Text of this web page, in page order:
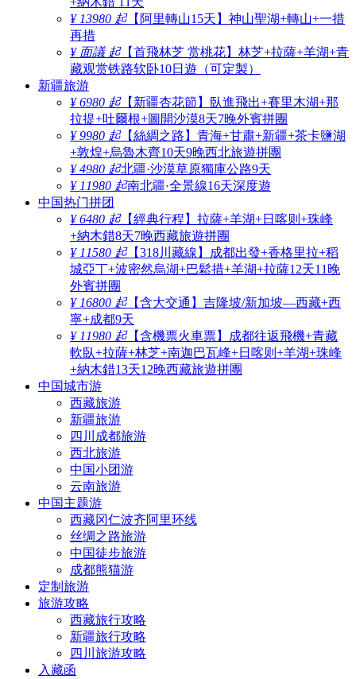
¥ 13980 起【阿里轉山15天】神山聖湖+轉山+一措
再措
¥ 面議 起【首飛林芝 赏桃花】林芝+拉薩+羊湖+青
藏观赏铁路软卧10日遊（可定製）
新疆旅游
¥ 6980 起【新疆杏花節】臥進飛出+賽里木湖+那
拉提+吐爾根+圖開沙漠8天7晚外賓拼團
¥ 9980 起【絲綢之路】青海+甘肅+新疆+茶卡鹽湖
+敦煌+烏魯木齊10天9晚西北旅遊拼團
¥ 4980 起北疆·沙漠草原獨庫公路9天
¥ 11980 起南北疆·全景線16天深度遊
中国热门拼团
¥ 6480 起【經典行程】拉薩+羊湖+日喀则+珠峰
+納木錯8天7晚西藏旅遊拼團
¥ 11580 起【318川藏線】成都出發+香格里拉+稻
城亞丁+波密然烏湖+巴鬆措+羊湖+拉薩12天11晚
外賓拼團
¥ 16800 起【含大交通】吉隆坡/新加坡—西藏+西
寧+成都9天
¥ 11980 起【含機票火車票】成都往返飛機+青藏
軟臥+拉薩+林芝+南迦巴瓦峰+日喀则+羊湖+珠峰
+納木錯13天12晚西藏旅遊拼團
中国城市游
西藏旅游
新疆旅游
四川成都旅游
西北旅游
中国小团游
云南旅游
中国主题游
西藏冈仁波齐阿里环线
丝绸之路旅游
中国徒步旅游
成都熊猫游
定制旅游
旅游攻略
西藏旅行攻略
新疆旅行攻略
四川旅游攻略
入藏函